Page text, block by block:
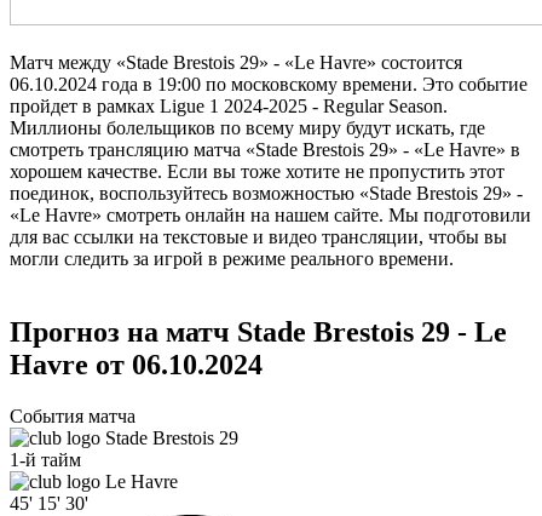
Матч между «Stade Brestois 29» - «Le Havre» состоится
06.10.2024 года в 19:00 по московскому времени. Это событие
пройдет в рамках Ligue 1 2024-2025 - Regular Season.
Миллионы болельщиков по всему миру будут искать, где
смотреть трансляцию матча «Stade Brestois 29» - «Le Havre» в
хорошем качестве. Если вы тоже хотите не пропустить этот
поединок, воспользуйтесь возможностью «Stade Brestois 29» -
«Le Havre» смотреть онлайн на нашем сайте. Мы подготовили
для вас ссылки на текстовые и видео трансляции, чтобы вы
могли следить за игрой в режиме реального времени.
Прогноз на матч Stade Brestois 29 - Le
Havre от 06.10.2024
События матча
Stade Brestois 29
1-й тайм
Le Havre
45' 15' 30'